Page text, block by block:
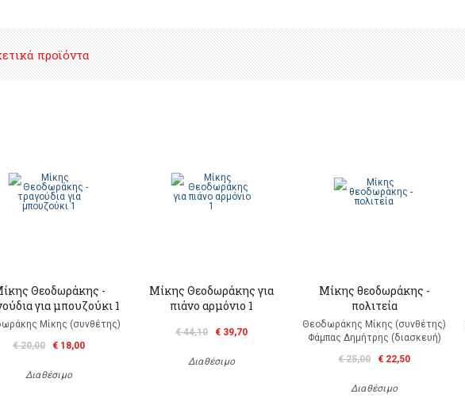
προϊόντα
Θεοδωράκης -
για μπουζούκι 1
Μίκης (συνθέτης)
€ 20,00
€ 18,00
Διαθέσιμο
Μίκης Θεοδωράκης για
πιάνο αρμόνιο 1
€ 44,10 € 39,70
Διαθέσιμο
Μίκης θεοδωράκης -
πολιτεία
Θεοδωράκης Μίκης (συνθέτης)
Φάμπας Δημήτρης (διασκευή)
€ 25,00
€ 22,50
Διαθέσιμο